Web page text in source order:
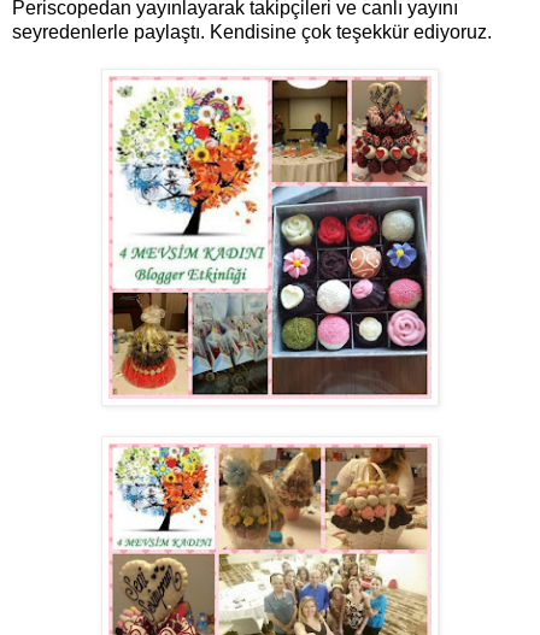
Periscopedan yayınlayarak takipçileri ve canlı yayını
seyredenlerle paylaştı. Kendisine çok teşekkür ediyoruz.